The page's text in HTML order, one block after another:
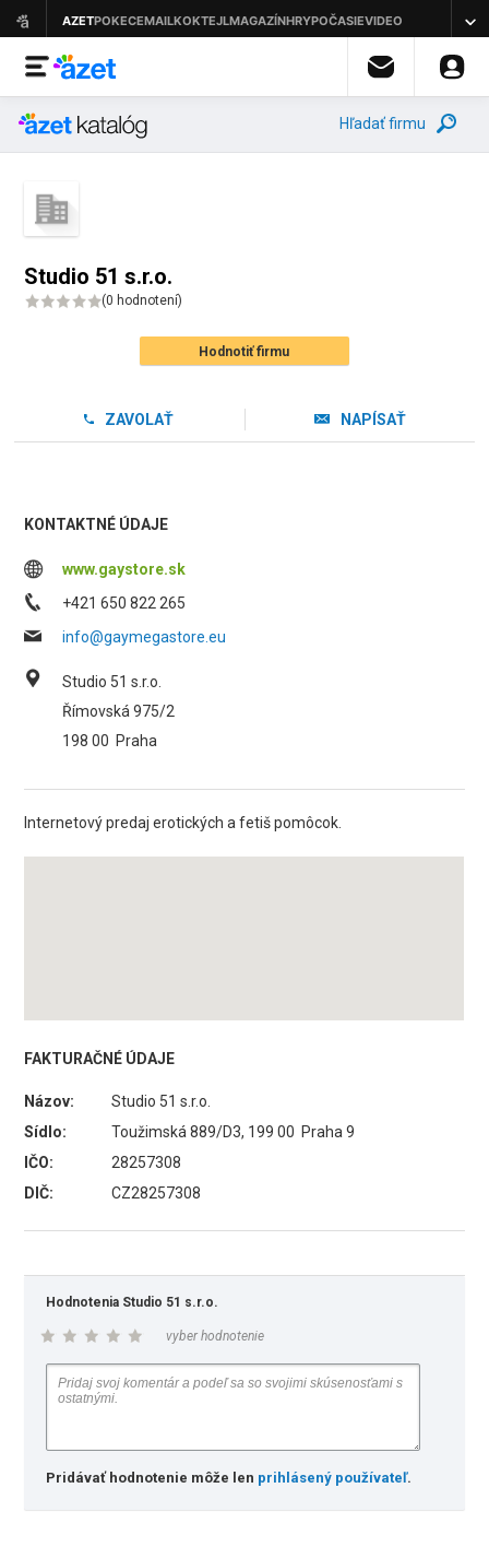
Hľadať firmu
Studio 51 s.r.o.
(0 hodnotení)
Hodnotiť firmu
ZAVOLAŤ NAPÍSAŤ
KONTAKTNÉ ÚDAJE
www.gaystore.sk
+421 650 822 265
info@gaymegastore.eu
Studio 51 s.r.o.
Římovská 975/2
198 00 Praha
Internetový predaj erotických a fetiš pomôcok.
FAKTURAČNÉ ÚDAJE
Názov:
Studio 51 s.r.o.
Sídlo:
Toužimská 889/D3, 199 00 Praha 9
IČO:
28257308
DIČ:
CZ28257308
Hodnotenia Studio 51 s.r.o.
vyber hodnotenie
Pridávať hodnotenie môže len prihlásený používateľ.